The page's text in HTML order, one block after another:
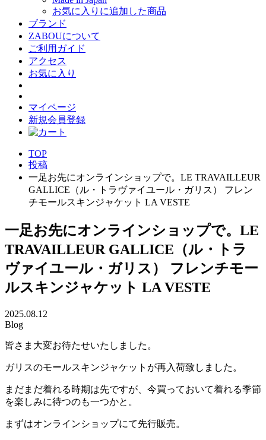
お気に入りに追加した商品
ブランド
ZABOUについて
ご利用ガイド
アクセス
お気に入り
マイページ
新規会員登録
TOP
投稿
一足お先にオンラインショップで。LE TRAVAILLEUR
GALLICE（ル・トラヴァイユール・ガリス） フレン
チモールスキンジャケット LA VESTE
一足お先にオンラインショップで。LE
TRAVAILLEUR GALLICE（ル・トラ
ヴァイユール・ガリス） フレンチモー
ルスキンジャケット LA VESTE
2025.08.12
Blog
皆さま大変お待たせいたしました。
ガリスのモールスキンジャケットが再入荷致しました。
まだまだ着れる時期は先ですが、今買っておいて着れる季節
を楽しみに待つのも一つかと。
まずはオンラインショップにて先行販売。